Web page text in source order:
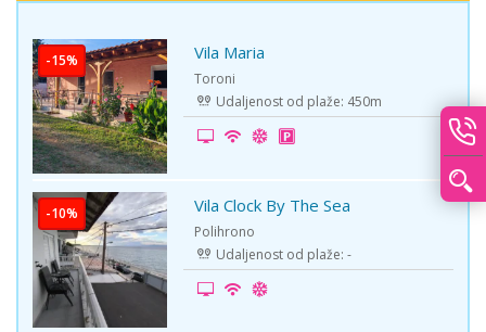
Vila Maria
Toroni
Udaljenost od plaže: 450m
Vila Clock By The Sea
Polihrono
Udaljenost od plaže: -